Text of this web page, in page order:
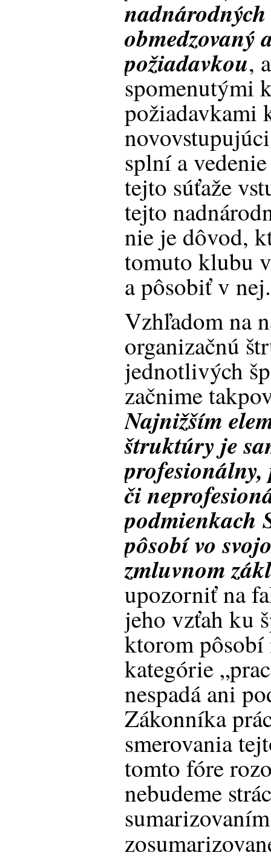
požiadavkou,
spomenutými
požiadavkami
splní a
tejto súťaže
tejto
nie je dôvod,
tomuto klubu
a pôsobiť v nej.
Vzhľadom na
organizačnú
jednotlivých
začnime
Najnižším
štruktúry je
či
podmienkach
pôsobí vo
zmluvnom
upozorniť na
jeho vzťah ku
ktorom pôsobí
kategórie
nespadá ani
Zákonníka
smerovania
tomto fóre
nebudeme